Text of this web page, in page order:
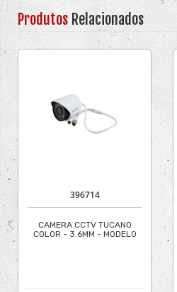
Produtos Relacionados
396714
CAMERA CCTV TUCANO
COLOR - 3.6MM - MODELO